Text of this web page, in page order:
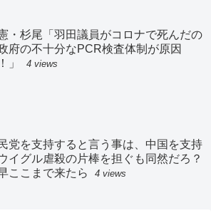
・杉尾「羽田議員がコロナで死んだの
府の不十分なPCR検査体制が原因
」
4 views
党を支持すると言う事は、中国を支持
イグル虐殺の片棒を担ぐも同然だろ？
ここまで来たら
4 views